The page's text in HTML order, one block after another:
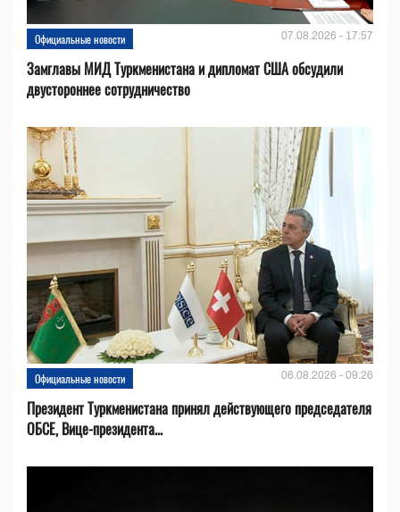
Официальные новости 07.08.2026 - 17:57
Замглавы МИД Туркменистана и дипломат США обсудили
двустороннее сотрудничество
Официальные новости 06.08.2026 - 09:26
Президент Туркменистана принял действующего председателя
ОБСЕ, Вице-президента...